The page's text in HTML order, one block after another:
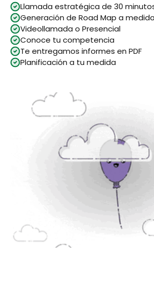
Llamada estratégica de 30
Generación de Road Map a medida
Videollamada o Presencial
Conoce tu competencia
Te entregamos informes en PDF
Planificación a tu medida